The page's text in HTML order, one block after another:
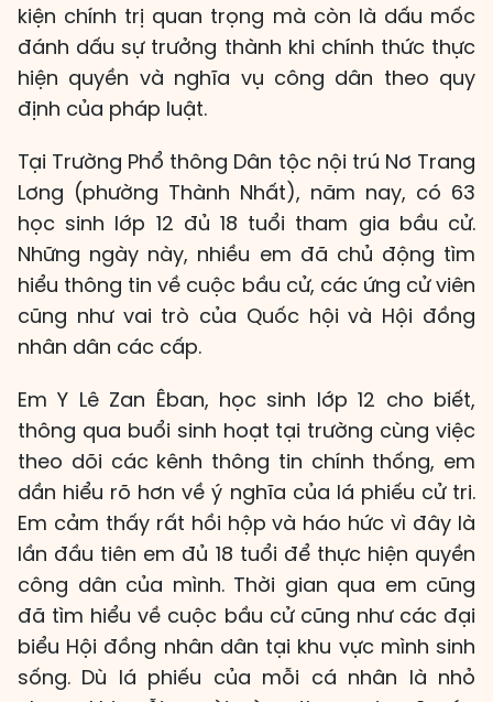
kiện chính trị quan trọng mà còn là dấu mốc
đánh dấu sự trưởng thành khi chính thức thực
hiện quyền và nghĩa vụ công dân theo quy
định của pháp luật.
Tại Trường Phổ thông Dân tộc nội trú Nơ Trang
Lơng (phường Thành Nhất), năm nay, có 63
học sinh lớp 12 đủ 18 tuổi tham gia bầu cử.
Những ngày này, nhiều em đã chủ động tìm
hiểu thông tin về cuộc bầu cử, các ứng cử viên
cũng như vai trò của Quốc hội và Hội đồng
nhân dân các cấp.
Em Y Lê Zan Êban, học sinh lớp 12 cho biết,
thông qua buổi sinh hoạt tại trường cùng việc
theo dõi các kênh thông tin chính thống, em
dần hiểu rõ hơn về ý nghĩa của lá phiếu cử tri.
Em cảm thấy rất hồi hộp và háo hức vì đây là
lần đầu tiên em đủ 18 tuổi để thực hiện quyền
công dân của mình. Thời gian qua em cũng
đã tìm hiểu về cuộc bầu cử cũng như các đại
biểu Hội đồng nhân dân tại khu vực mình sinh
sống. Dù lá phiếu của mỗi cá nhân là nhỏ